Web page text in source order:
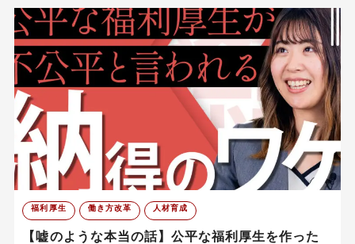
福利厚生 働き方改革 人材育成
【嘘のような本当の話】公平な福利厚生を作った